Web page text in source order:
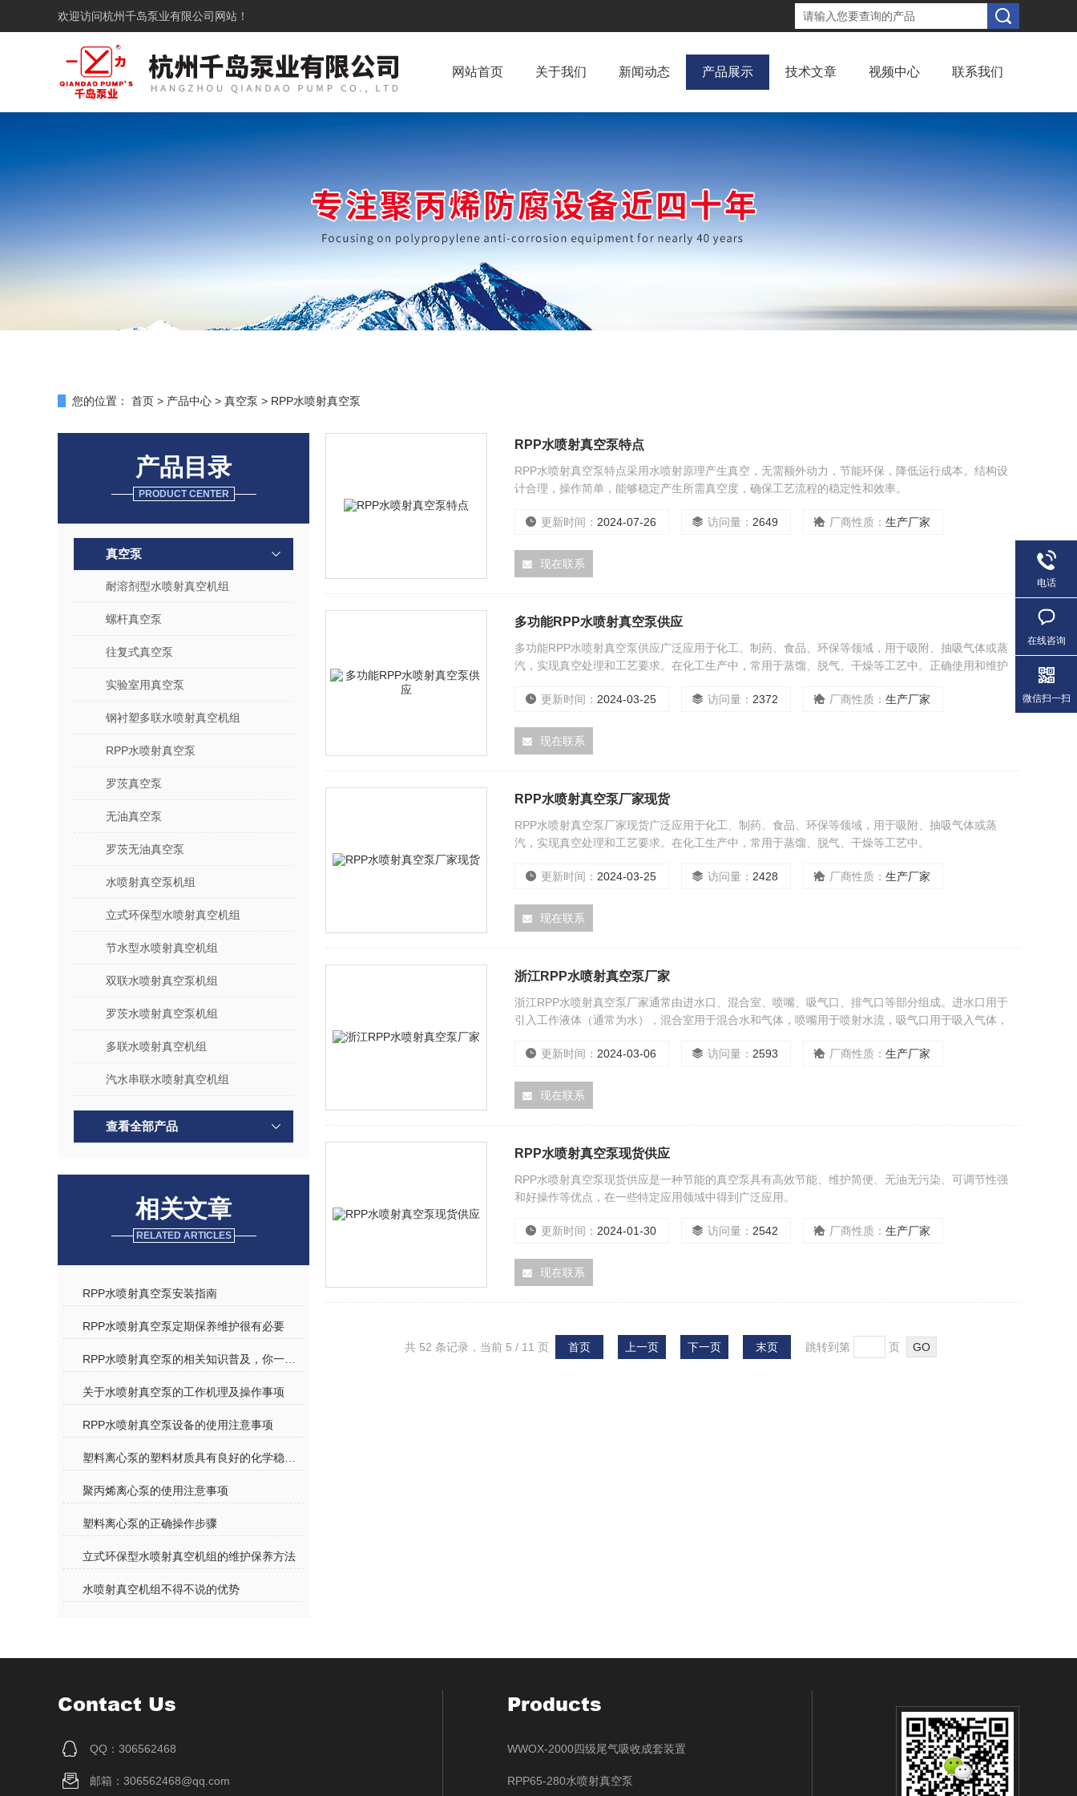
欢迎访问杭州千岛泵业有限公司网站！
网站首页 关于我们 新闻动态 产品展示 技术文章 视频中心 联系我们
您的位置： 首页 > 产品中心 > 真空泵 > RPP水喷射真空泵
产品目录
PRODUCT CENTER
真空泵
耐溶剂型水喷射真空机组
螺杆真空泵
往复式真空泵
实验室用真空泵
钢衬塑多联水喷射真空机组
RPP水喷射真空泵
罗茨真空泵
无油真空泵
罗茨无油真空泵
水喷射真空泵机组
立式环保型水喷射真空机组
节水型水喷射真空机组
双联水喷射真空泵机组
罗茨水喷射真空泵机组
多联水喷射真空机组
汽水串联水喷射真空机组
查看全部产品
相关文章
RELATED ARTICLES
RPP水喷射真空泵安装指南
RPP水喷射真空泵定期保养维护很有必要
关于水喷射真空泵的工作机理及操作事项
RPP水喷射真空泵设备的使用注意事项
聚丙烯离心泵的使用注意事项
塑料离心泵的正确操作步骤
立式环保型水喷射真空机组的维护保养方法
水喷射真空机组不得不说的优势
RPP水喷射真空泵特点
RPP水喷射真空泵特点采用水喷射原理产生真空，无需额外动力，节能环保，降低运行成本。结构设
计合理，操作简单，能够稳定产生所需真空度，确保工艺流程的稳定性和效率。
更新时间： 2024-07-26 访问量： 2649 厂商性质： 生产厂家
现在联系
多功能RPP水喷射真空泵供应
多功能RPP水喷射真空泵供应广泛应用于化工、制药、食品、环保等领域，用于吸附、抽吸气体或蒸
汽，实现真空处理和工艺要求。在化工生产中，常用于蒸馏、脱气、干燥等工艺中。正确使用和维护
更新时间： 2024-03-25 访问量： 2372 厂商性质： 生产厂家
现在联系
RPP水喷射真空泵厂家现货
RPP水喷射真空泵厂家现货广泛应用于化工、制药、食品、环保等领域，用于吸附、抽吸气体或蒸
汽，实现真空处理和工艺要求。在化工生产中，常用于蒸馏、脱气、干燥等工艺中。
更新时间： 2024-03-25 访问量： 2428 厂商性质： 生产厂家
现在联系
浙江RPP水喷射真空泵厂家
浙江RPP水喷射真空泵厂家通常由进水口、混合室、喷嘴、吸气口、排气口等部分组成。进水口用于
引入工作液体（通常为水），混合室用于混合水和气体，喷嘴用于喷射水流，吸气口用于吸入气体，
更新时间： 2024-03-06 访问量： 2593 厂商性质： 生产厂家
现在联系
RPP水喷射真空泵现货供应
RPP水喷射真空泵现货供应是一种节能的真空泵具有高效节能、维护简便、无油无污染、可调节性强
和好操作等优点，在一些特定应用领域中得到广泛应用。
更新时间： 2024-01-30 访问量： 2542 厂商性质： 生产厂家
现在联系
共 52 条记录，当前 5 / 11 页 首页 上一页 下一页 末页 跳转到第 页
Contact Us
QQ：306562468
邮箱：306562468@qq.com
Products
WWOX-2000四级尾气吸收成套装置
RPP65-280水喷射真空泵
电话
在线咨询
微信扫一扫